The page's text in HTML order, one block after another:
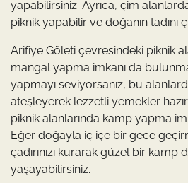
yapabilirsiniz. Ayrıca, çim
piknik yapabilir ve doğanın tadını
Arifiye Göleti çevresindeki piknik
mangal yapma imkanı da
yapmayı seviyorsanız, bu
ateşleyerek lezzetli yemekler
piknik alanlarında kamp yapma
Eğer doğayla iç içe bir gece
çadırınızı kurarak güzel bir kamp
yaşayabilirsiniz.